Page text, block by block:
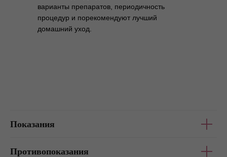
варианты препаратов, периодичность
процедур и порекомендуют лучший
домашний уход.
Показания
Противопоказания